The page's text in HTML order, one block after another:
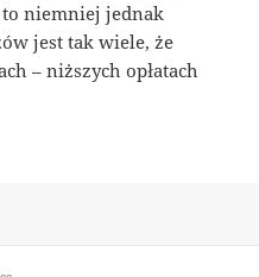
niemniej jednak
jest tak wiele, że
– niższych opłatach